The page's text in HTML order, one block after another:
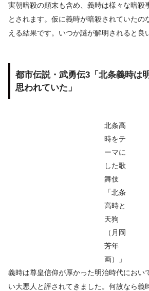
実朝暗殺の顛末も含め、義時は様々な暗殺
とされます。仮に義時が暗殺されていたの
える結果です。いつか謎が解明されると良
都市伝説・武勇伝3「北条義時は
思われていた」
北条高
時をテ
ーマに
した歌
舞伎
「北条
高時と
天狗
（月岡
芳年
画）」
義時は尊皇信仰が厚かった明治時代におい
い大悪人と評されてきました。何故なら義